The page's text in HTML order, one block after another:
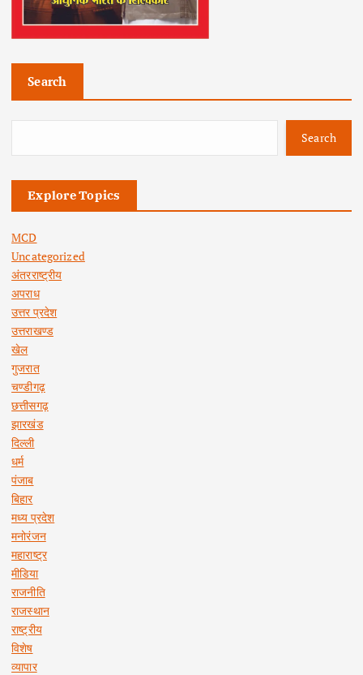
Search
Search
Explore Topics
MCD
Uncategorized
अंतरराष्ट्रीय
अपराध
उत्तर प्रदेश
उत्तराखण्ड
खेल
गुजरात
चण्डीगढ़
छत्तीसगढ़
झारखंड
दिल्ली
धर्म
पंजाब
बिहार
मध्य प्रदेश
मनोरंजन
महाराष्ट्र
मीडिया
राजनीति
राजस्थान
राष्ट्रीय
विशेष
व्यापार